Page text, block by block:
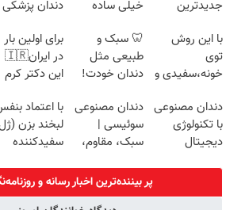
جدیدترین
سبک و مقاوم |
پرداخت قسطی
خیلی ساده
درمانش کن
دندان پزشکی
کننده خانگی
با این روش
توی
خونه،سفیدی و
برگردون
(40%off)
🦷 سبک و
طبیعی مثل
دندان خودت!
پرداخت
اقساطی 💳 📍
تهران
برای اولین بار
در ایران🇮🇷
این دکتر کرم
روزه ساخت!
دندان مصنوعی
با تکنولوژی
دیجیتال
دندان مصنوعی
سوئیسی |
سبک، مقاوم،
رایگان+پرداخت
اقساطی😍
با اعتماد
لبخند بزن
سفیدکننده
پر بیننده‌ترین اخبار رسانه و